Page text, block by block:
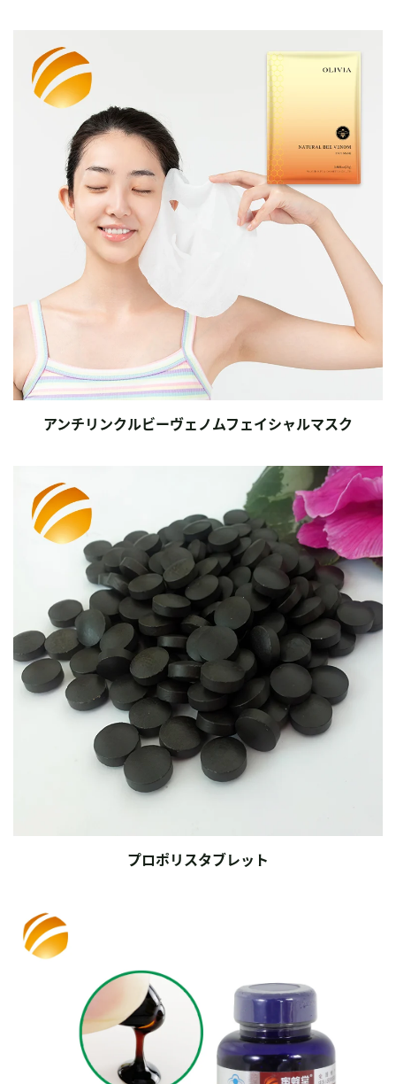
アンチリンクルビーヴェノムフェイシャルマスク
プロポリスタブレット